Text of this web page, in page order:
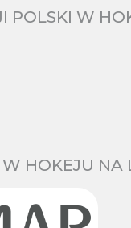
POLSKI W
W HOKEJU NA